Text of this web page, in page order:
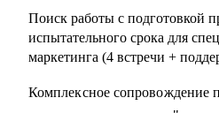
Поиск работы с подготовкой
испытательного срока для
маркетинга (4 встречи +
Комплексное сопровождение